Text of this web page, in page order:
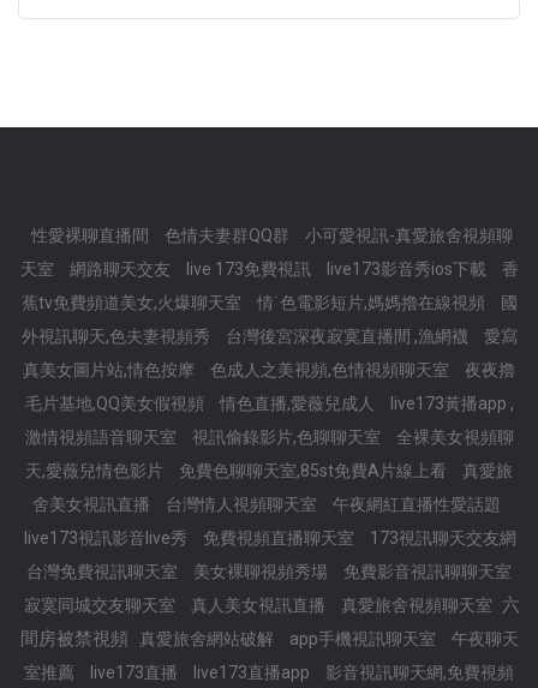
性愛裸聊直播間 色情夫妻群QQ群
小可愛視訊-真愛旅舍視頻聊
天室
網路聊天交友 live 173免費視訊 live173影音秀ios下載
香
蕉tv免費頻道美女,火爆聊天室
情˙色電影短片,媽媽擼在線視頻
國
外視訊聊天,色夫妻視頻秀
台灣後宮深夜寂寞直播間 ,漁網襪
愛寫
真美女圖片站,情色按摩
色成人之美視頻,色情視頻聊天室
夜夜擼
毛片基地,QQ美女假視頻
情色直播,愛薇兒成人
live173黃播app ,
激情視頻語音聊天室
視訊偷錄影片,色聊聊天室
全裸美女視頻聊
天,愛薇兒情色影片
免費色聊聊天室,85st免費A片線上看
真愛旅
舍美女視訊直播
台灣情人視頻聊天室
午夜網紅直播性愛話題
live173視訊影音live秀
免費視頻直播聊天室
173視訊聊天交友網
台灣免費視訊聊天室
美女裸聊視頻秀場
免費影音視訊聊聊天室
寂寞同城交友聊天室
真人美女視訊直播 真愛旅舍視頻聊天室
六
間房被禁視頻
真愛旅舍網站破解 app手機視訊聊天室
午夜聊天
室推薦
live173直播 live173直播app 影音視訊聊天網,免費視頻